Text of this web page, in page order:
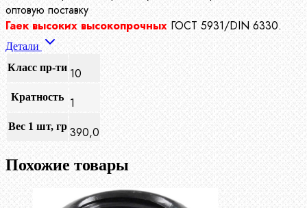
оптовую поставку
Гаек высоких высокопрочных ГОСТ 5931/DIN 6330.
Детали
Класс пр-ти 10
Кратность 1
Вес 1 шт, гр 390,0
Похожие товары